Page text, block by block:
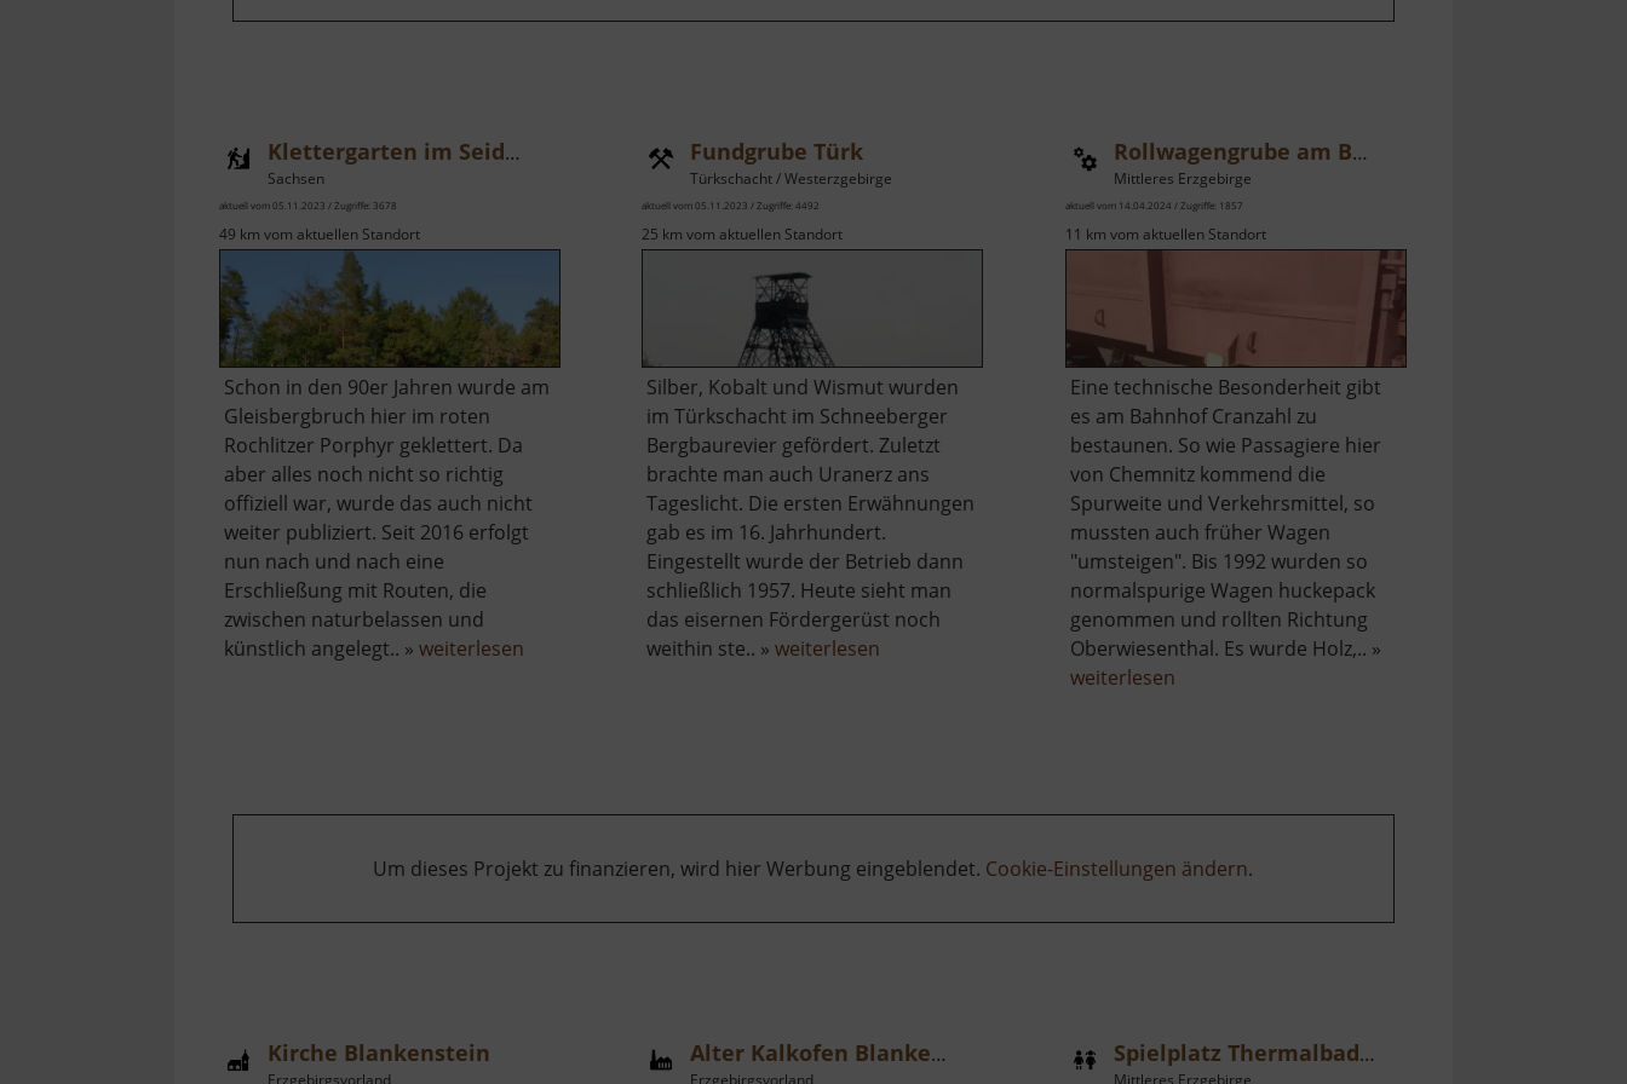
Klettergarten im Seidelbruch
Sachsen
aktuell vom 05.11.2023 / Zugriffe: 3678
49 km vom aktuellen Standort
Schon in den 90er Jahren wurde am
Gleisbergbruch hier im roten
Rochlitzer Porphyr geklettert. Da
aber alles noch nicht so richtig
offiziell war, wurde das auch nicht
weiter publiziert. Seit 2016 erfolgt
nun nach und nach eine
Erschließung mit Routen, die
zwischen naturbelassen und
künstlich angelegt.. » weiterlesen
Fundgrube Türk
Türkschacht / Westerzgebirge
aktuell vom 05.11.2023 / Zugriffe: 4492
25 km vom aktuellen Standort
Silber, Kobalt und Wismut wurden
im Türkschacht im Schneeberger
Bergbaurevier gefördert. Zuletzt
brachte man auch Uranerz ans
Tageslicht. Die ersten Erwähnungen
gab es im 16. Jahrhundert.
Eingestellt wurde der Betrieb dann
schließlich 1957. Heute sieht man
das eisernen Fördergerüst noch
weithin ste.. »weiterlesen
Rollwagengrube am Bahnhof Cranzahl
Mittleres Erzgebirge
aktuell vom 14.04.2024 / Zugriffe: 1857
11 km vom aktuellen Standort
Eine technische Besonderheit gibt
es am Bahnhof Cranzahl zu
bestaunen. So wie Passagiere hier
von Chemnitz kommend die
Spurweite und Verkehrsmittel, so
mussten auch früher Wagen
"umsteigen". Bis 1992 wurden so
normalspurige Wagen huckepack
genommen und rollten Richtung
Oberwiesenthal. Es wurde Holz,.. »
weiterlesenüber
Um dieses Projekt zu finanzieren, wird hier Werbung eingeblendet. Cookie-Einstellungen ändern.
Kirche Blankenstein
Erzgebirgsvorland
Alter Kalkofen Blankenstein
Erzgebirgsvorland
Spielplatz Thermalbad Wiesenbad
Mittleres Erzgebirge